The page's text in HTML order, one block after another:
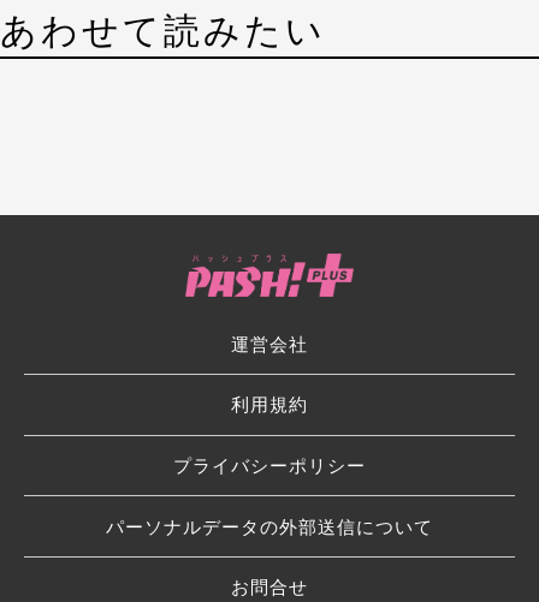
あわせて読みたい
運営会社
利用規約
プライバシーポリシー
パーソナルデータの外部送信について
お問合せ